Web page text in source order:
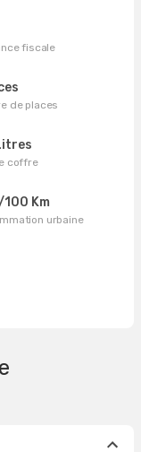
fiscale
de places
coffre
Km
urbaine